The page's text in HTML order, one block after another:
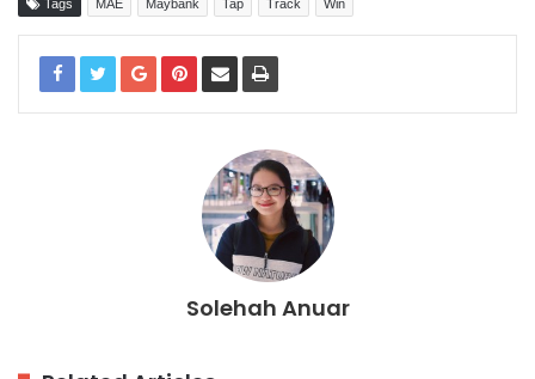
Tags MAE Maybank Tap Track Win
Solehah Anuar